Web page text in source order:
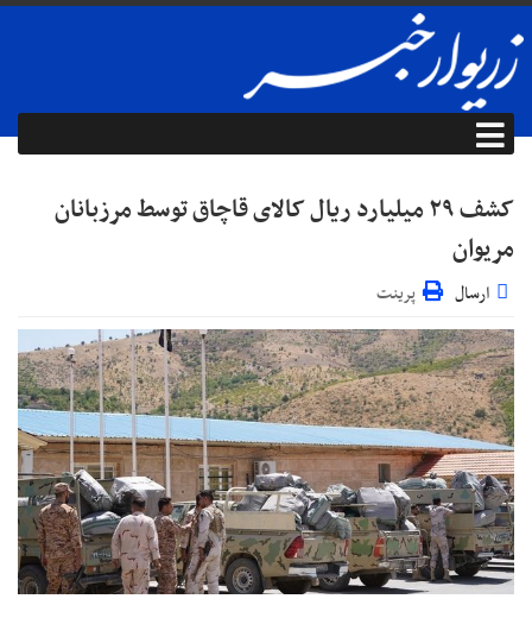
کشف ۲۹ میلیارد ریال کالای قاچاق توسط مرزبانان
مریوان
ارسال پرینت